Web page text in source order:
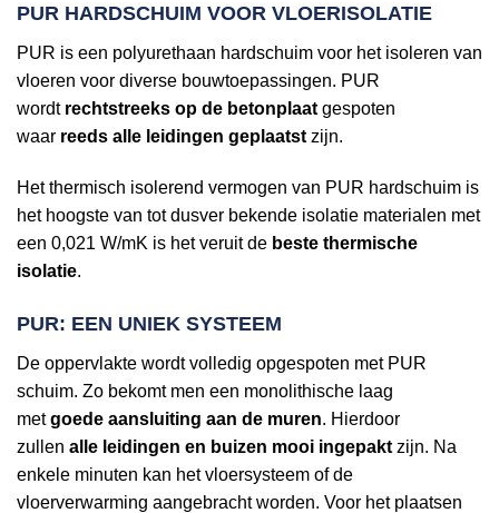
PUR HARDSCHUIM VOOR VLOERISOLATIE
PUR is een polyurethaan hardschuim voor het isoleren van
vloeren voor diverse bouwtoepassingen. PUR
wordt rechtstreeks op de betonplaat gespoten
waar reeds alle leidingen geplaatst zijn.
Het thermisch isolerend vermogen van PUR hardschuim is
het hoogste van tot dusver bekende isolatie materialen met
een 0,021 W/mK is het veruit de beste thermische
isolatie.
PUR: EEN UNIEK SYSTEEM
De oppervlakte wordt volledig opgespoten met PUR
schuim. Zo bekomt men een monolithische laag
metgoede aansluiting aan de muren. Hierdoor
zullen alle leidingen en buizen mooi ingepakt zijn. Na
enkele minuten kan het vloersysteem of de
vloerverwarming aangebracht worden. Voor het plaatsen